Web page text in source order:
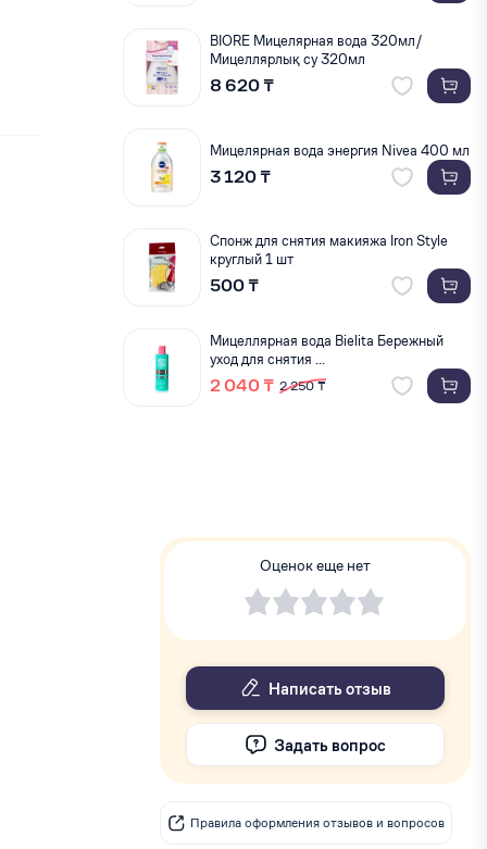
BIORE Мицелярная вода 320мл/
Мицеллярлық су 320мл
8 620 ₸
Мицелярная вода энергия Nivea 400 мл
3 120 ₸
Спонж для снятия макияжа Iron Style
круглый 1 шт
500 ₸
Мицеллярная вода Bielita Бережный
уход для снятия ...
2 040 ₸ 2 250 ₸
Оценок еще нет
Написать отзыв
Задать вопрос
Правила оформления отзывов и вопросов